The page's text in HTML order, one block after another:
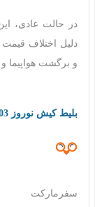
دلیل اختلاف قیمت
و برگشت هواپیما
بلیط کیش نوروز 1403 (با بهترین قیمت از همه شهرها)
سفرمارکت